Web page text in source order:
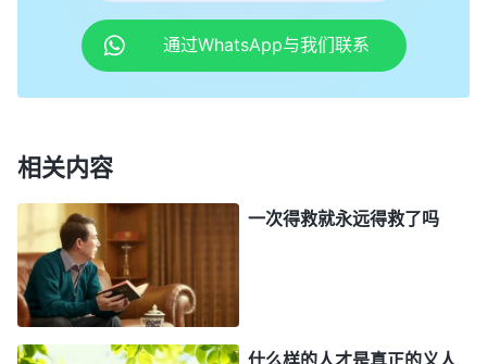
神总是误解……”《话・卷三 末世基督座谈纪要・神的心
意是最大限度地拯救人》揣摩着神的话，馨茹感到蒙
羞、惭愧，看到自己临到事不寻求神的心意，活在误
上神定规一个人的结局，不是根据人一时的表现，或
来决定，经多次帮助扶持还仍不悔改，这样的人才是
神厌弃的对象，这里面带有神的公义性情。如果人不
认识神的作工，临到点挫折失败就防备神，把神想的
小肚鸡肠，好像神就是借着人尽本分没有果效来显
通过WhatsApp与我们联系
相关内容
一次得救就永远得救了吗